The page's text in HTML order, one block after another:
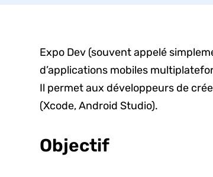
Expo Dev (souvent appelé
d’applications mobiles
Il permet aux développeurs de
(Xcode, Android Studio).
Objectif